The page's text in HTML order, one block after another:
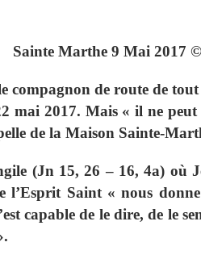
Sainte Marthe 9 Mai 2017
compagnon de route de
mai 2017. Mais « il ne
de la Maison Sainte-
(Jn 15, 26 – 16, 4a) où
l’Esprit Saint « nous
capable de le dire, de le